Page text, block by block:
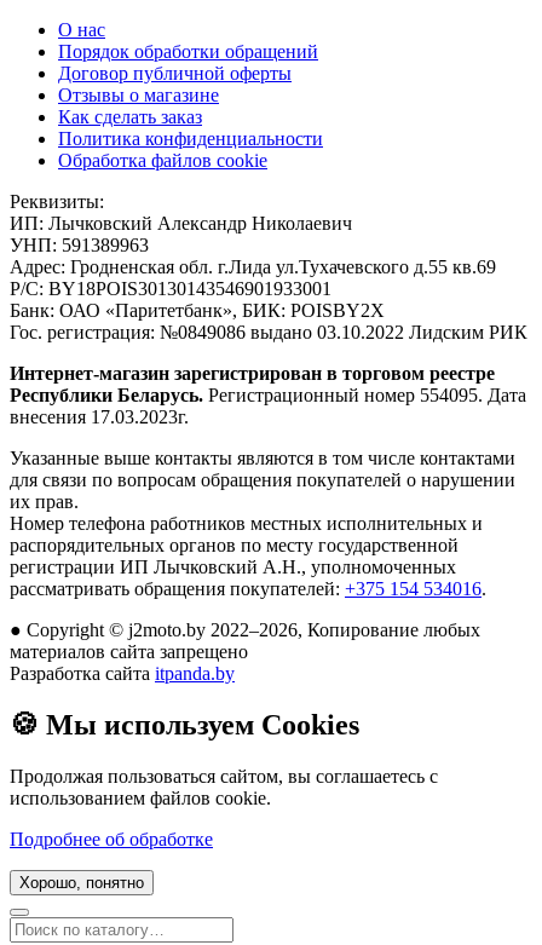
О нас
Порядок обработки обращений
Договор публичной оферты
Отзывы о магазине
Как сделать заказ
Политика конфиденциальности
Обработка файлов cookie
Реквизиты:
ИП: Лычковский Александр Николаевич
УНП: 591389963
Адрес: Гродненская обл. г.Лида ул.Тухачевского д.55 кв.69
Р/С: BY18POIS30130143546901933001
Банк: ОАО «Паритетбанк», БИК: POISBY2X
Гос. регистрация: №0849086 выдано 03.10.2022 Лидским РИК
Интернет-магазин зарегистрирован в торговом реестре
Республики Беларусь. Регистрационный номер 554095. Дата
внесения 17.03.2023г.
Указанные выше контакты являются в том числе контактами
для связи по вопросам обращения покупателей о нарушении
их прав.
Номер телефона работников местных исполнительных и
распорядительных органов по месту государственной
регистрации ИП Лычковский А.Н., уполномоченных
рассматривать обращения покупателей: +375 154 534016.
● Copyright © j2moto.by 2022–2026, Копирование любых
материалов сайта запрещено
Разработка сайта itpanda.by
🍪 Мы используем Cookies
Продолжая пользоваться сайтом, вы соглашаетесь с
использованием файлов cookie.
Подробнее об обработке
Хорошо, понятно